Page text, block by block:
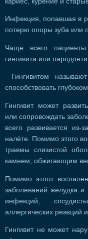
Инфекция, попавшая в
потерю опоры зуба или
Чаще всего
гингивита или
Гингивитом
способствовать
Гингивит может
или сопровождать
всего развивается из-
налёте. Помимо этого
травмы слизистой
камнем, обжигающим
Помимо этого
заболеваний желудка и
инфекций,
аллергических реакций
Гингивит не может